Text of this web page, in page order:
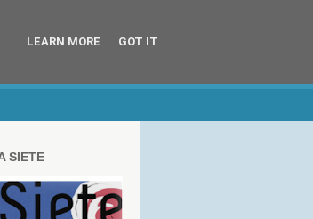
SIETE
LEARN MORE GOT IT